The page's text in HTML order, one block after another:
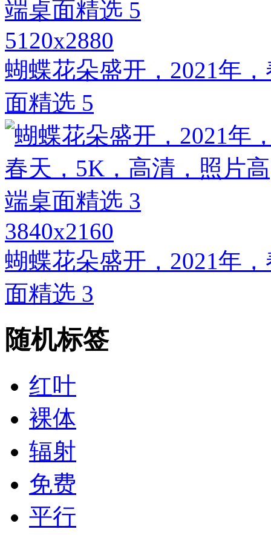
5120x2880
蝴蝶花朵盛开，2021年
面精选 5
3840x2160
蝴蝶花朵盛开，2021年
面精选 3
随机标签
红叶
裸体
辐射
免费
平行